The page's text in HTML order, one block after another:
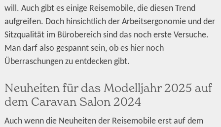
will. Auch gibt es einige Reisemobile, die diesen Trend
aufgreifen. Doch hinsichtlich der Arbeitsergonomie und der
Sitzqualität im Bürobereich sind das noch erste Versuche.
Man darf also gespannt sein, ob es hier noch
Überraschungen zu entdecken gibt.
Neuheiten für das Modelljahr 2025 auf
dem Caravan Salon 2024
Auch wenn die Neuheiten der Reisemobile erst auf dem